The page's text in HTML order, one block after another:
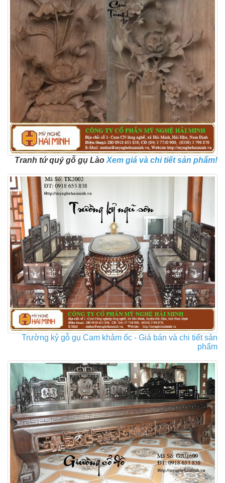
Tranh tứ quý gỗ gụ Lào Xem giá và chi tiết sản phẩm!
Trường kỷ gỗ gụ Cam khảm ốc - Giá bán và chi tiết sản
phẩm